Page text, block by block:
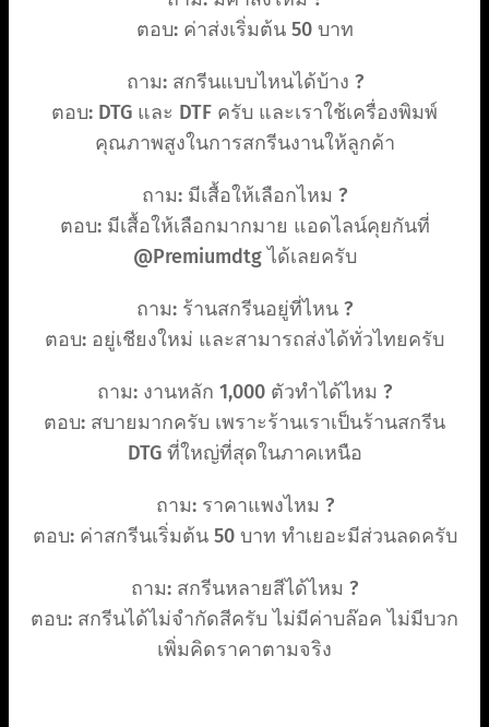
ตอบ: ค่าส่งเริ่มต้น 50 บาท
ถาม: สกรีนแบบไหนได้บ้าง ?
ตอบ: DTG และ DTF ครับ และเราใช้เครื่องพิมพ์
คุณภาพสูงในการสกรีนงานให้ลูกค้า
ถาม: มีเสื้อให้เลือกไหม ?
ตอบ: มีเสื้อให้เลือกมากมาย แอดไลน์คุยกันที่
@Premiumdtg ได้เลยครับ
ถาม: ร้านสกรีนอยู่ที่ไหน ?
ตอบ: อยู่เชียงใหม่ และสามารถส่งได้ทั่วไทยครับ
ถาม: งานหลัก 1,000 ตัวทำได้ไหม ?
ตอบ: สบายมากครับ เพราะร้านเราเป็นร้านสกรีน
DTG ที่ใหญ่ที่สุดในภาคเหนือ
ถาม: ราคาแพงไหม ?
ตอบ: ค่าสกรีนเริ่มต้น 50 บาท ทำเยอะมีส่วนลดครับ
ถาม: สกรีนหลายสีได้ไหม ?
ตอบ: สกรีนได้ไม่จำกัดสีครับ ไม่มีค่าบล๊อค ไม่มีบวก
เพิ่มคิดราคาตามจริง